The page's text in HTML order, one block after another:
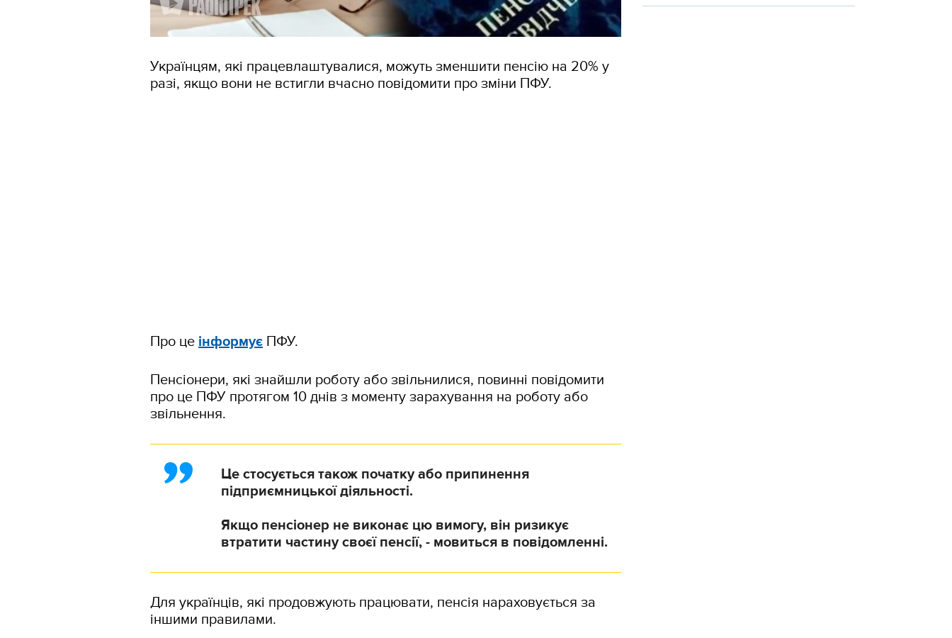
Українцям, які працевлаштувалися, можуть зменшити пенсію на 20% у
разі, якщо вони не встигли вчасно повідомити про зміни ПФУ.
Про це інформує ПФУ.
Пенсіонери, які знайшли роботу або звільнилися, повинні повідомити
про це ПФУ протягом 10 днів з моменту зарахування на роботу або
звільнення.
Це стосується також початку або припинення
підприємницької діяльності.
Якщо пенсіонер не виконає цю вимогу, він ризикує
втратити частину своєї пенсії, - мовиться в повідомленні.
Для українців, які продовжують працювати, пенсія нараховується за
іншими правилами.